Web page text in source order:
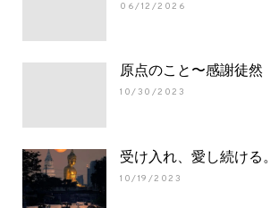
06/12/2026
原点のこと〜感謝徒然
10/30/2023
受け入れ、愛し続ける。
10/19/2023